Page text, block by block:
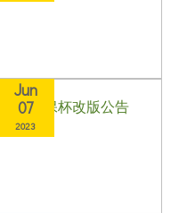
環保杯改版公告
Jun
07
2023